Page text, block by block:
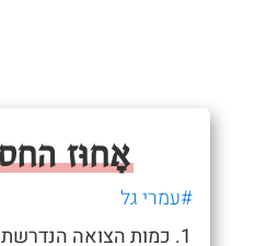
אָחוּז
#עמרי גל
1. כמות הצואה